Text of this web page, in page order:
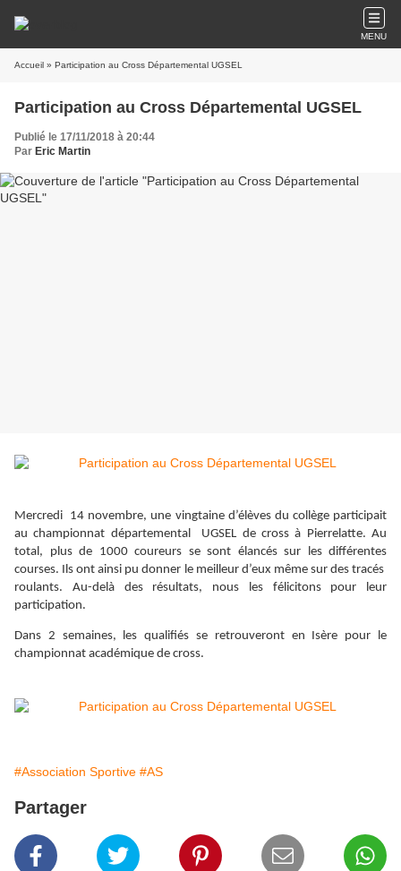
MENU
Accueil » Participation au Cross Départemental UGSEL
Participation au Cross Départemental UGSEL
Publié le 17/11/2018 à 20:44
Par Eric Martin
Mercredi 14 novembre, une vingtaine d’élèves du collège participait
au championnat départemental UGSEL de cross à Pierrelatte. Au
total, plus de 1000 coureurs se sont élancés sur les différentes
courses. Ils ont ainsi pu donner le meilleur d’eux même sur des tracés
roulants. Au-delà des résultats, nous les félicitons pour leur
participation.
Dans 2 semaines, les qualifiés se retrouveront en Isère pour le
championnat académique de cross.
#Association Sportive #AS
Partager